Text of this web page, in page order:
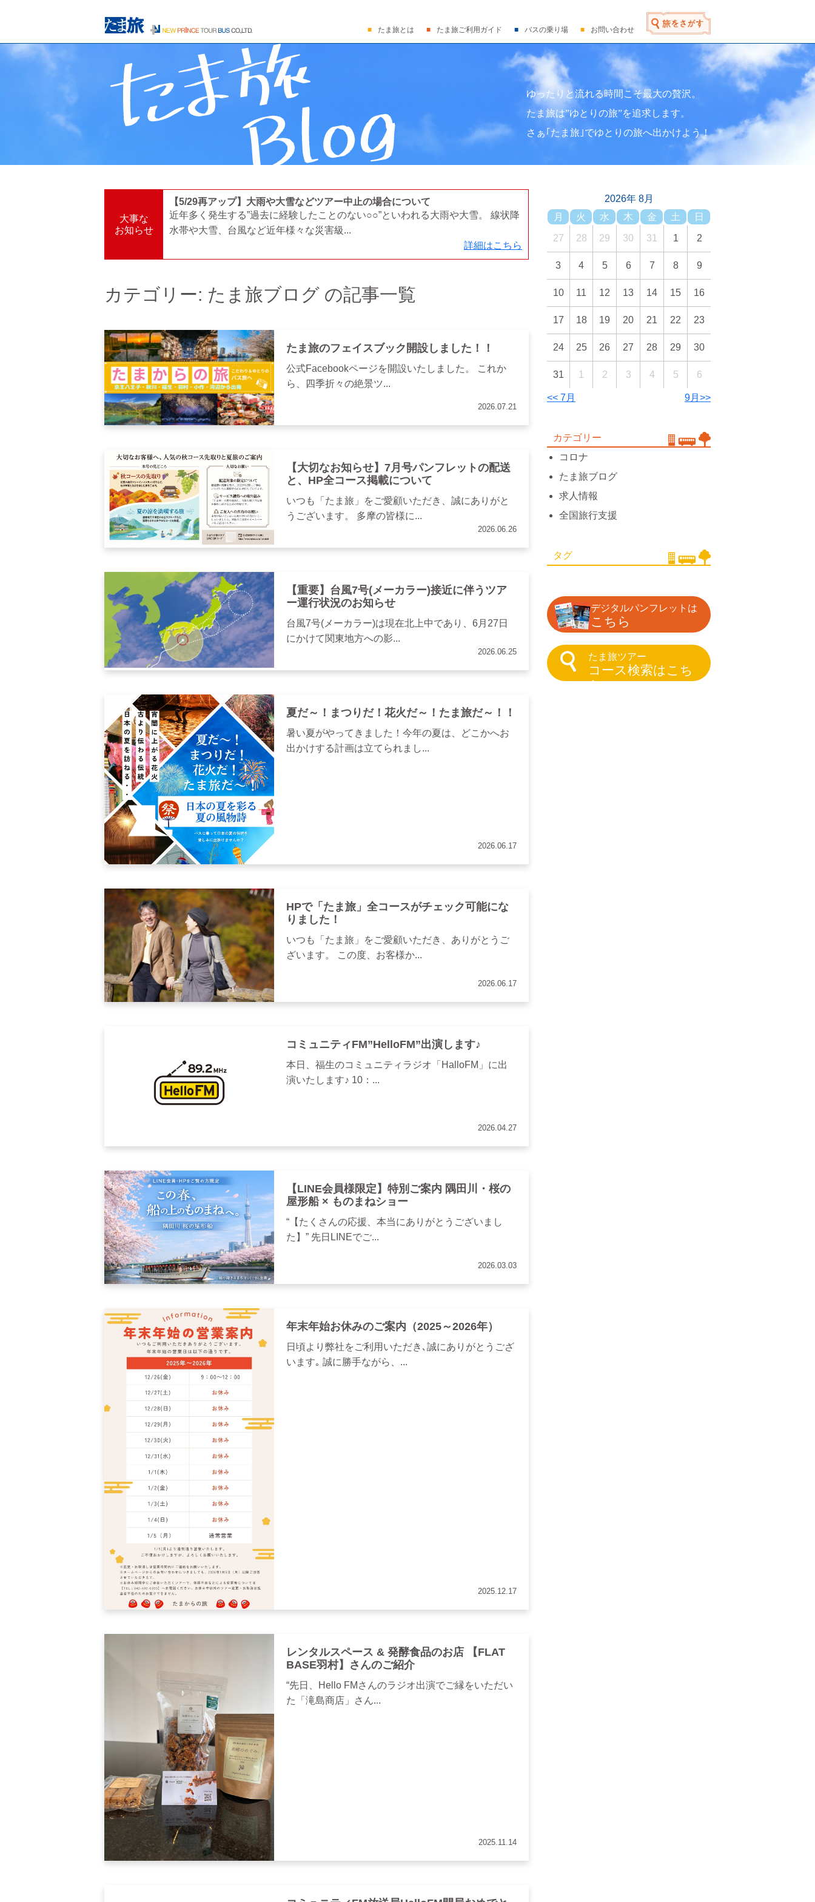
たま旅とは たま旅ご利用ガイド バスの乗り場 お問い合わせ
ゆったりと流れる時間こそ最大の贅沢。
たま旅は”ゆとりの旅”を追求します。
さぁ｢たま旅｣でゆとりの旅へ出かけよう！
大事な
お知らせ
【5/29再アップ】大雨や大雪などツアー中止の場合について
近年多く発生する”過去に経験したことのない○○”といわれる大雨や大雪。 線状降
水帯や大雪、台風など近年様々な災害級...
詳細はこちら
カテゴリー: たま旅ブログ の記事一覧
たま旅のフェイスブック開設しました！！
公式Facebookページを開設いたしました。 これか
ら、四季折々の絶景ツ...
2026.07.21
【大切なお知らせ】7月号パンフレットの配送
と、HP全コース掲載について
いつも「たま旅」をご愛顧いただき、誠にありがと
うございます。 多摩の皆様に...
2026.06.26
【重要】台風7号(メーカラー)接近に伴うツア
ー運行状況のお知らせ
台風7号(メーカラー)は現在北上中であり、6月27日
にかけて関東地方への影...
2026.06.25
夏だ～！まつりだ！花火だ～！たま旅だ～！！
暑い夏がやってきました！今年の夏は、どこかへお
出かけする計画は立てられまし...
2026.06.17
HPで「たま旅」全コースがチェック可能にな
りました！
いつも「たま旅」をご愛顧いただき、ありがとうご
ざいます。 この度、お客様か...
2026.06.17
コミュニティFM”HelloFM”出演します♪
本日、福生のコミュニティラジオ「HalloFM」に出
演いたします♪ 10：...
2026.04.27
【LINE会員様限定】特別ご案内 隅田川・桜の
屋形船 × ものまねショー
“【たくさんの応援、本当にありがとうございまし
た】” 先日LINEでご...
2026.03.03
年末年始お休みのご案内（2025～2026年）
日頃より弊社をご利用いただき､誠にありがとうござ
います｡ 誠に勝手ながら、...
2025.12.17
レンタルスペース & 発酵食品のお店 【FLAT
BASE羽村】さんのご紹介
“先日、Hello FMさんのラジオ出演でご縁をいただい
た「滝島商店」さん...
2025.11.14
2026年 8月
月
火 水 木 金 土 日
27 28 29 30 31 1 2
3 4 5 6 7 8 9
10 11 12 13 14 15 16
17 18 19 20 21 22 23
24 25 26 27 28 29 30
31 1 2 3 4 5 6
<< 7月 9月>>
カテゴリー
コロナ
たま旅ブログ
求人情報
全国旅行支援
タグ
デジタルパンフレットは
こちら
たま旅ツアー
コース検索はこち
ら